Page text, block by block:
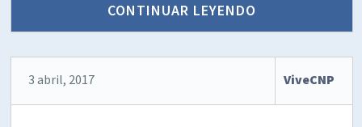
CONTINUAR LEYENDO
3 abril, 2017 ViveCNP